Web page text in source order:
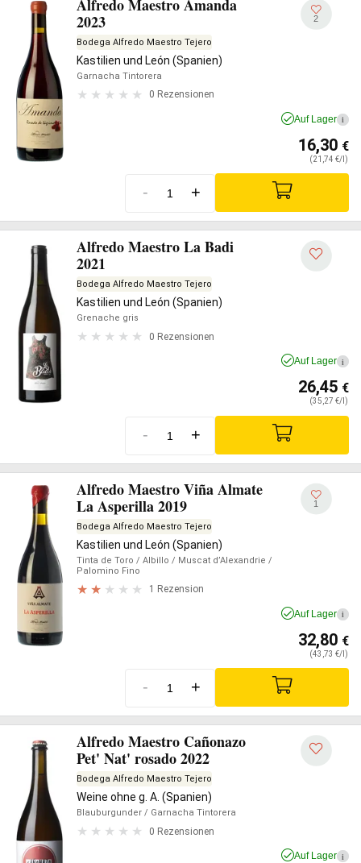
Alfredo Maestro Amanda
2023
Bodega Alfredo Maestro Tejero
Kastilien und León (Spanien)
Garnacha Tintorera
0 Rezensionen
2
Auf Lager i
16,30 €
(21,74 €/l)
- +
Alfredo Maestro La Badi
2021
Bodega Alfredo Maestro Tejero
Kastilien und León (Spanien)
Grenache gris
0 Rezensionen
Auf Lager i
26,45 €
(35,27 €/l)
- +
Alfredo Maestro Viña Almate
La Asperilla 2019
Bodega Alfredo Maestro Tejero
Kastilien und León (Spanien)
Tinta de Toro / Albillo / Muscat d’Alexandrie /
Palomino Fino
1 Rezension
1
Auf Lager i
32,80 €
(43,73 €/l)
- +
Alfredo Maestro Cañonazo
Pet' Nat' rosado 2022
Bodega Alfredo Maestro Tejero
Weine ohne g. A. (Spanien)
Blauburgunder / Garnacha Tintorera
0 Rezensionen
Auf Lager i